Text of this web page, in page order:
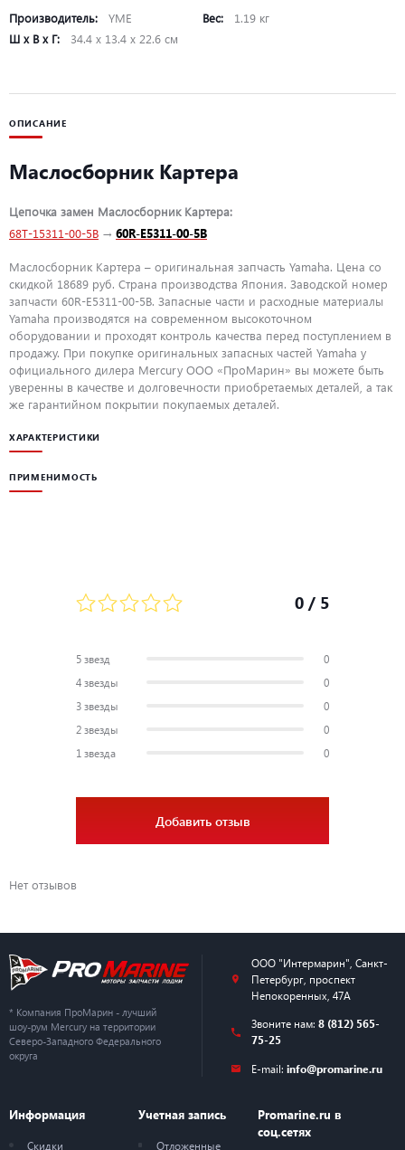
Производитель: YME Вес:
1.19 кг
Ш х В х Г:
34.4 х 13.4 х 22.6 см
ОПИСАНИЕ
Маслосборник Картера
Цепочка замен Маслосборник Картера:
68T-15311-00-5B → 60R-E5311-00-5B
Маслосборник Картера – оригинальная запчасть Yamaha. Цена со
скидкой 18689 руб. Страна производства Япония. Заводской номер
запчасти 60R-E5311-00-5B. Запасные части и расходные материалы
Yamaha производятся на современном высокоточном
оборудовании и проходят контроль качества перед поступлением в
продажу. При покупке оригинальных запасных частей Yamaha у
официального дилера Mercury ООО «ПроМарин» вы можете быть
уверенны в качестве и долговечности приобретаемых деталей, а так
же гарантийном покрытии покупаемых деталей.
ХАРАКТЕРИСТИКИ
ПРИМЕНИМОСТЬ
0 / 5
5 звезд
0
4 звезды
0
3 звезды
0
2 звезды
0
1 звезда
0
Добавить отзыв
Нет отзывов
* Компания ПроМарин - лучший
шоу-рум Mercury на территории
Северо-Западного Федерального
округа
ООО "Интермарин" Санкт-
Петербург, проспект
Непокоренных, 47А
Звоните нам: 8 (812) 565-
75-25
E-mail: info@promarine.ru
Информация
Скидки
Учетная запись
Отложенные
Promarine.ru в
соц.сетях